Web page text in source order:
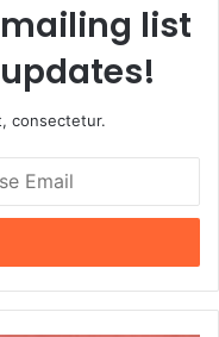
list
consectetur.